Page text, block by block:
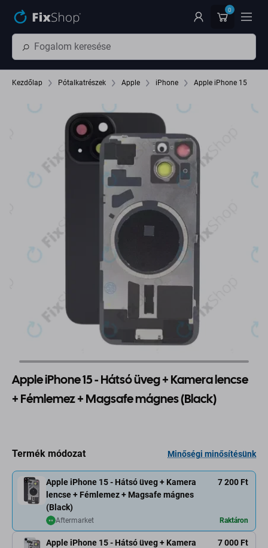
0
Kezdőlap Pótalkatrészek Apple iPhone Apple iPhone 15
Apple iPhone 15 - Hátsó üveg + Kamera lencse
+ Fémlemez + Magsafe mágnes (Black)
Termék módozat Minőségi minősítésünk
Apple iPhone 15 - Hátsó üveg + Kamera
lencse + Fémlemez + Magsafe mágnes
(Black)
7 200 Ft
Aftermarket Raktáron
Apple iPhone 15 - Hátsó üveg + Kamera
7 000 Ft